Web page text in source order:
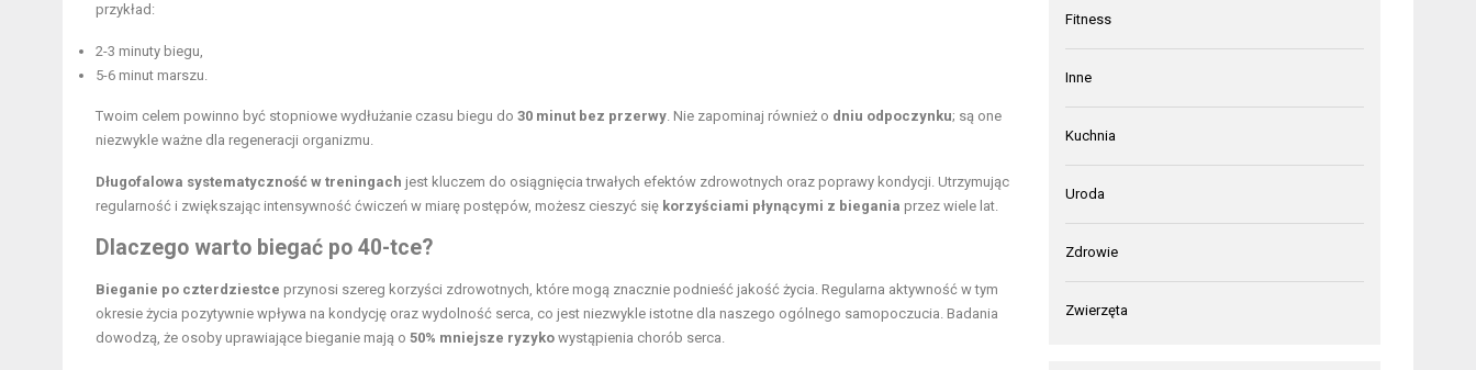
przykład:
2-3 minuty biegu,
5-6 minut marszu.
Twoim celem powinno być stopniowe wydłużanie czasu biegu do 30 minut bez przerwy. Nie zapominaj również o dniu odpoczynku; są one
niezwykle ważne dla regeneracji organizmu.
Długofalowa systematyczność w treningach jest kluczem do osiągnięcia trwałych efektów zdrowotnych oraz poprawy kondycji. Utrzymując
regularność i zwiększając intensywność ćwiczeń w miarę postępów, możesz cieszyć się korzyściami płynącymi z biegania przez wiele lat.
Dlaczego warto biegać po 40-tce?
Bieganie po czterdziestce przynosi szereg korzyści zdrowotnych, które mogą znacznie podnieść jakość życia. Regularna aktywność w tym
okresie życia pozytywnie wpływa na kondycję oraz wydolność serca, co jest niezwykle istotne dla naszego ogólnego samopoczucia. Badania
dowodzą, że osoby uprawiające bieganie mają o 50% mniejsze ryzyko wystąpienia chorób serca.
Fitness
Inne
Kuchnia
Uroda
Zdrowie
Zwierzęta